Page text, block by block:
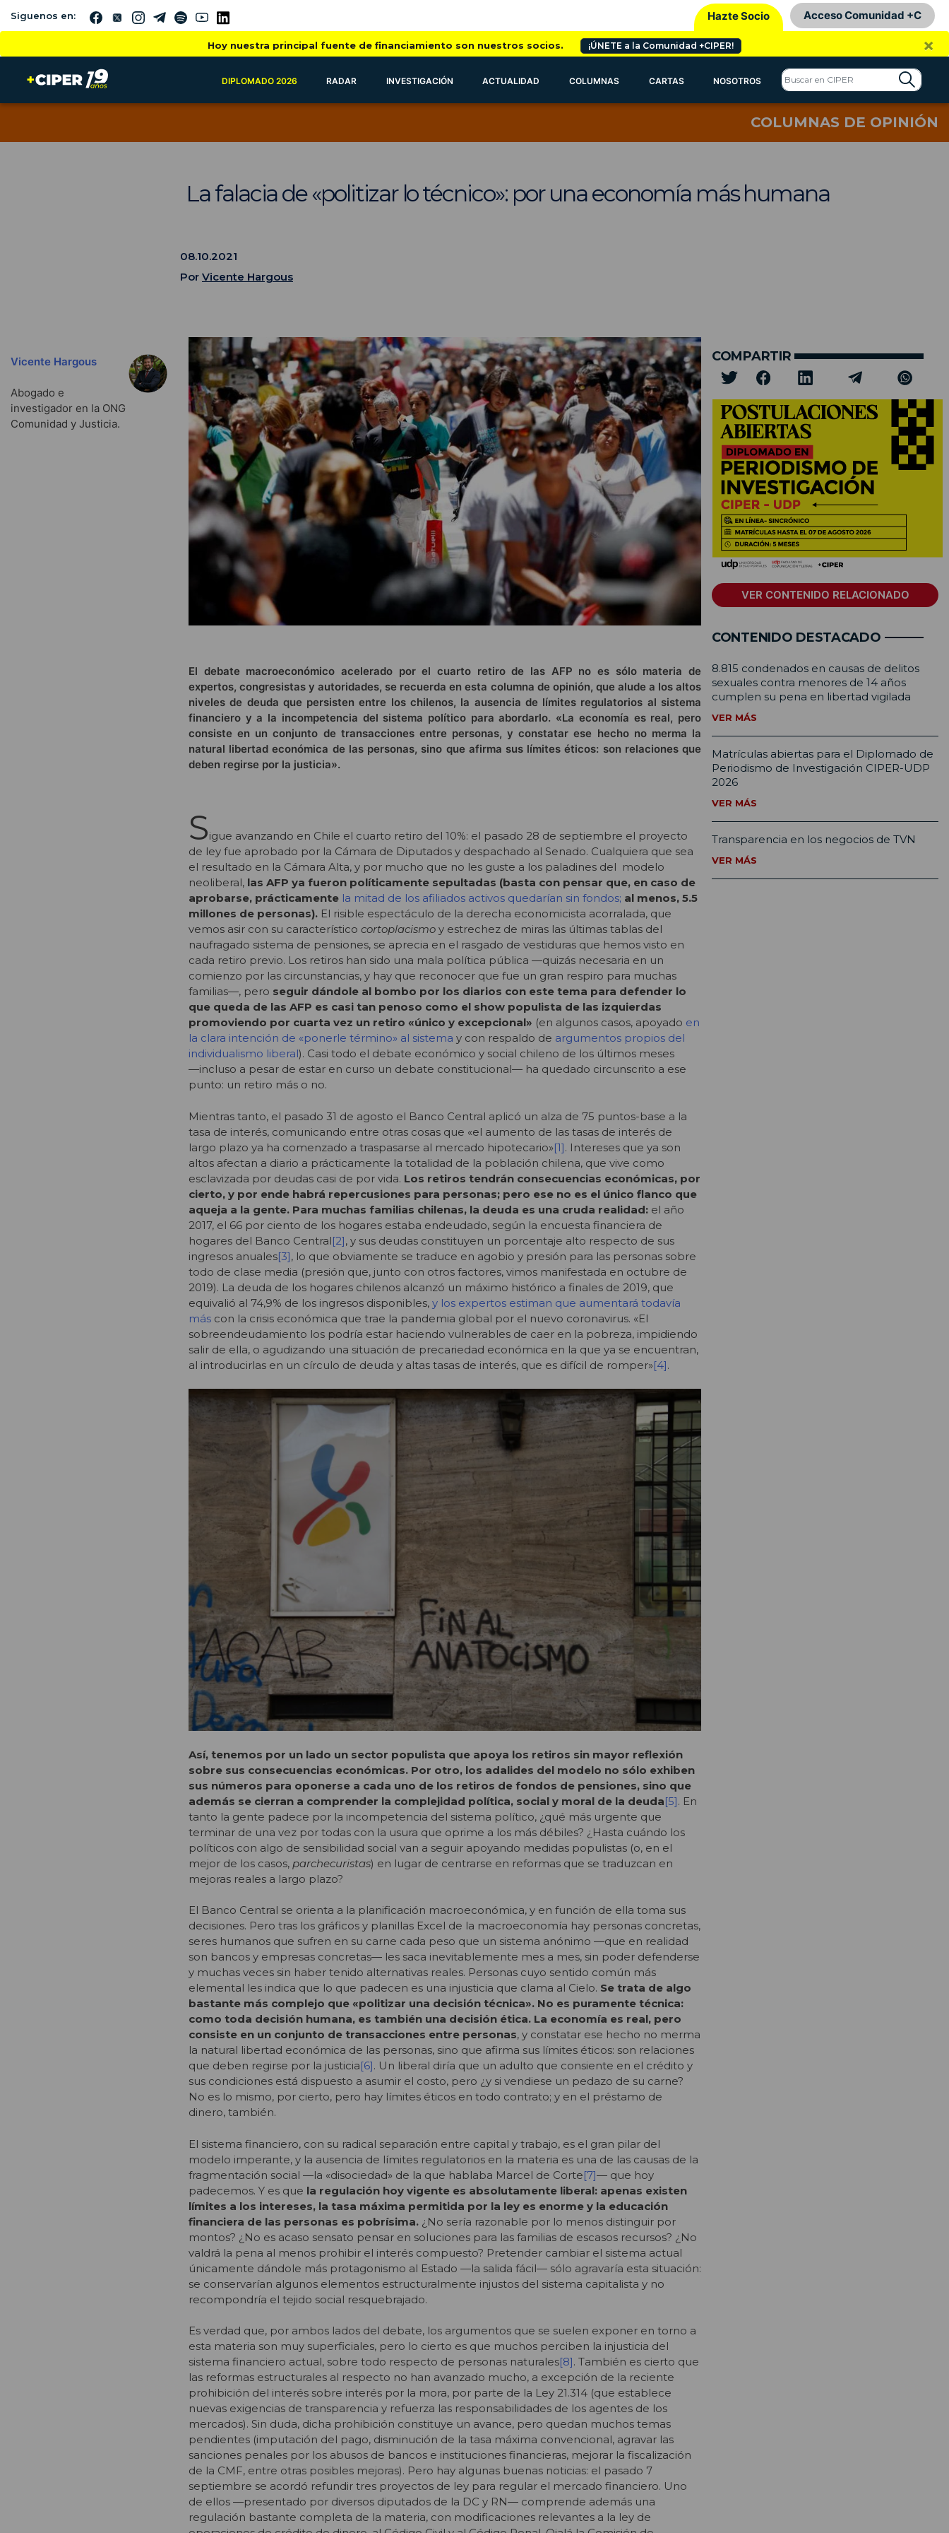
Siguenos en: Hazte Socio Acceso Comunidad +C
Hoy nuestra principal fuente de financiamiento son nuestros socios. ¡ÚNETE a la Comunidad +CIPER! ×
DIPLOMADO 2026 RADAR INVESTIGACIÓN ACTUALIDAD COLUMNAS CARTAS NOSOTROS
COLUMNAS DE OPINIÓN
La falacia de «politizar lo técnico»: por una economía más humana
08.10.2021
Por Vicente Hargous
Vicente Hargous
Abogado e
investigador en la ONG
Comunidad y Justicia.
El debate macroeconómico acelerado por el cuarto retiro de las AFP no es sólo materia de
expertos, congresistas y autoridades, se recuerda en esta columna de opinión, que alude a los altos
niveles de deuda que persisten entre los chilenos, la ausencia de límites regulatorios al sistema
financiero y a la incompetencia del sistema político para abordarlo. «La economía es real, pero
consiste en un conjunto de transacciones entre personas, y constatar ese hecho no merma la
natural libertad económica de las personas, sino que afirma sus límites éticos: son relaciones que
deben regirse por la justicia».
Sigue avanzando en Chile el cuarto retiro del 10%: el pasado 28 de septiembre el proyecto
de ley fue aprobado por la Cámara de Diputados y despachado al Senado. Cualquiera que sea
el resultado en la Cámara Alta, y por mucho que no les guste a los paladines del modelo
neoliberal, las AFP ya fueron políticamente sepultadas (basta con pensar que, en caso de
aprobarse, prácticamente la mitad de los afiliados activos quedarían sin fondos; al menos, 5.5
millones de personas). El risible espectáculo de la derecha economicista acorralada, que
vemos asir con su característico cortoplacismo y estrechez de miras las últimas tablas del
naufragado sistema de pensiones, se aprecia en el rasgado de vestiduras que hemos visto en
cada retiro previo. Los retiros han sido una mala política pública ―quizás necesaria en un
comienzo por las circunstancias, y hay que reconocer que fue un gran respiro para muchas
familias―, pero seguir dándole al bombo por los diarios con este tema para defender lo
que queda de las AFP es casi tan penoso como el show populista de las izquierdas
promoviendo por cuarta vez un retiro «único y excepcional» (en algunos casos, apoyado en
la clara intención de «ponerle término» al sistema y con respaldo de argumentos propios del
individualismo liberal). Casi todo el debate económico y social chileno de los últimos meses
―incluso a pesar de estar en curso un debate constitucional― ha quedado circunscrito a ese
punto: un retiro más o no.
Mientras tanto, el pasado 31 de agosto el Banco Central aplicó un alza de 75 puntos-base a la
tasa de interés, comunicando entre otras cosas que «el aumento de las tasas de interés de
largo plazo ya ha comenzado a traspasarse al mercado hipotecario»[1]. Intereses que ya son
altos afectan a diario a prácticamente la totalidad de la población chilena, que vive como
esclavizada por deudas casi de por vida. Los retiros tendrán consecuencias económicas, por
cierto, y por ende habrá repercusiones para personas; pero ese no es el único flanco que
aqueja a la gente. Para muchas familias chilenas, la deuda es una cruda realidad: el año
2017, el 66 por ciento de los hogares estaba endeudado, según la encuesta financiera de
hogares del Banco Central[2], y sus deudas constituyen un porcentaje alto respecto de sus
ingresos anuales[3], lo que obviamente se traduce en agobio y presión para las personas sobre
todo de clase media (presión que, junto con otros factores, vimos manifestada en octubre de
2019). La deuda de los hogares chilenos alcanzó un máximo histórico a finales de 2019, que
equivalió al 74,9% de los ingresos disponibles, y los expertos estiman que aumentará todavía
más con la crisis económica que trae la pandemia global por el nuevo coronavirus. «El
sobreendeudamiento los podría estar haciendo vulnerables de caer en la pobreza, impidiendo
salir de ella, o agudizando una situación de precariedad económica en la que ya se encuentran,
al introducirlas en un círculo de deuda y altas tasas de interés, que es difícil de romper»[4].
Así, tenemos por un lado un sector populista que apoya los retiros sin mayor reflexión
sobre sus consecuencias económicas. Por otro, los adalides del modelo no sólo exhiben
sus números para oponerse a cada uno de los retiros de fondos de pensiones, sino que
además se cierran a comprender la complejidad política, social y moral de la deuda[5]. En
tanto la gente padece por la incompetencia del sistema político, ¿qué más urgente que
terminar de una vez por todas con la usura que oprime a los más débiles? ¿Hasta cuándo los
políticos con algo de sensibilidad social van a seguir apoyando medidas populistas (o, en el
mejor de los casos, parchecuristas) en lugar de centrarse en reformas que se traduzcan en
mejoras reales a largo plazo?
El Banco Central se orienta a la planificación macroeconómica, y en función de ella toma sus
decisiones. Pero tras los gráficos y planillas Excel de la macroeconomía hay personas concretas,
seres humanos que sufren en su carne cada peso que un sistema anónimo ―que en realidad
son bancos y empresas concretas― les saca inevitablemente mes a mes, sin poder defenderse
y muchas veces sin haber tenido alternativas reales. Personas cuyo sentido común más
elemental les indica que lo que padecen es una injusticia que clama al Cielo. Se trata de algo
bastante más complejo que «politizar una decisión técnica». No es puramente técnica:
como toda decisión humana, es también una decisión ética. La economía es real, pero
consiste en un conjunto de transacciones entre personas, y constatar ese hecho no merma
la natural libertad económica de las personas, sino que afirma sus límites éticos: son relaciones
que deben regirse por la justicia[6]. Un liberal diría que un adulto que consiente en el crédito y
sus condiciones está dispuesto a asumir el costo, pero ¿y si vendiese un pedazo de su carne?
No es lo mismo, por cierto, pero hay límites éticos en todo contrato; y en el préstamo de
dinero, también.
El sistema financiero, con su radical separación entre capital y trabajo, es el gran pilar del
modelo imperante, y la ausencia de límites regulatorios en la materia es una de las causas de la
fragmentación social ―la «disociedad» de la que hablaba Marcel de Corte[7]― que hoy
padecemos. Y es que la regulación hoy vigente es absolutamente liberal: apenas existen
límites a los intereses, la tasa máxima permitida por la ley es enorme y la educación
financiera de las personas es pobrísima. ¿No sería razonable por lo menos distinguir por
montos? ¿No es acaso sensato pensar en soluciones para las familias de escasos recursos? ¿No
valdrá la pena al menos prohibir el interés compuesto? Pretender cambiar el sistema actual
únicamente dándole más protagonismo al Estado ―la salida fácil― sólo agravaría esta situación:
se conservarían algunos elementos estructuralmente injustos del sistema capitalista y no
recompondría el tejido social resquebrajado.
Es verdad que, por ambos lados del debate, los argumentos que se suelen exponer en torno a
esta materia son muy superficiales, pero lo cierto es que muchos perciben la injusticia del
sistema financiero actual, sobre todo respecto de personas naturales[8]. También es cierto que
las reformas estructurales al respecto no han avanzado mucho, a excepción de la reciente
prohibición del interés sobre interés por la mora, por parte de la Ley 21.314 (que establece
nuevas exigencias de transparencia y refuerza las responsabilidades de los agentes de los
mercados). Sin duda, dicha prohibición constituye un avance, pero quedan muchos temas
pendientes (imputación del pago, disminución de la tasa máxima convencional, agravar las
sanciones penales por los abusos de bancos e instituciones financieras, mejorar la fiscalización
de la CMF, entre otras posibles mejoras). Pero hay algunas buenas noticias: el pasado 7
septiembre se acordó refundir tres proyectos de ley para regular el mercado financiero. Uno
de ellos ―presentado por diversos diputados de la DC y RN― comprende además una
regulación bastante completa de la materia, con modificaciones relevantes a la ley de
COMPARTIR
VER CONTENIDO RELACIONADO
CONTENIDO DESTACADO
8.815 condenados en causas de delitos
sexuales contra menores de 14 años
cumplen su pena en libertad vigilada
VER MÁS
Matrículas abiertas para el Diplomado de
Periodismo de Investigación CIPER-UDP
2026
VER MÁS
Transparencia en los negocios de TVN
VER MÁS